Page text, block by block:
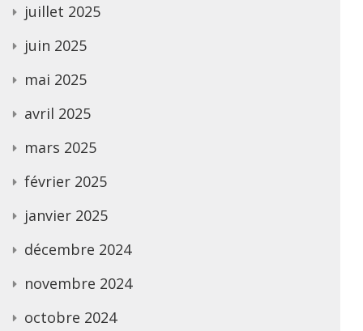
juillet 2025
juin 2025
mai 2025
avril 2025
mars 2025
février 2025
janvier 2025
décembre 2024
novembre 2024
octobre 2024